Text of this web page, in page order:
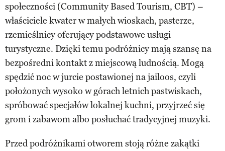
społeczności (Community Based Tourism, CBT) –
właściciele kwater w małych wioskach, pasterze,
rzemieślnicy oferujący podstawowe usługi
turystyczne. Dzięki temu podróżnicy mają szansę na
bezpośredni kontakt z miejscową ludnością. Mogą
spędzić noc w jurcie postawionej na jailoos, czyli
położonych wysoko w górach letnich pastwiskach,
spróbować specjałów lokalnej kuchni, przyjrzeć się
grom i zabawom albo posłuchać tradycyjnej muzyki.
Przed podróżnikami otworem stoją różne zakątki